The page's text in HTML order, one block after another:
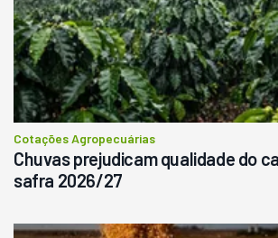
Cotações Agropecuárias
Chuvas prejudicam qualidade do
safra 2026/27